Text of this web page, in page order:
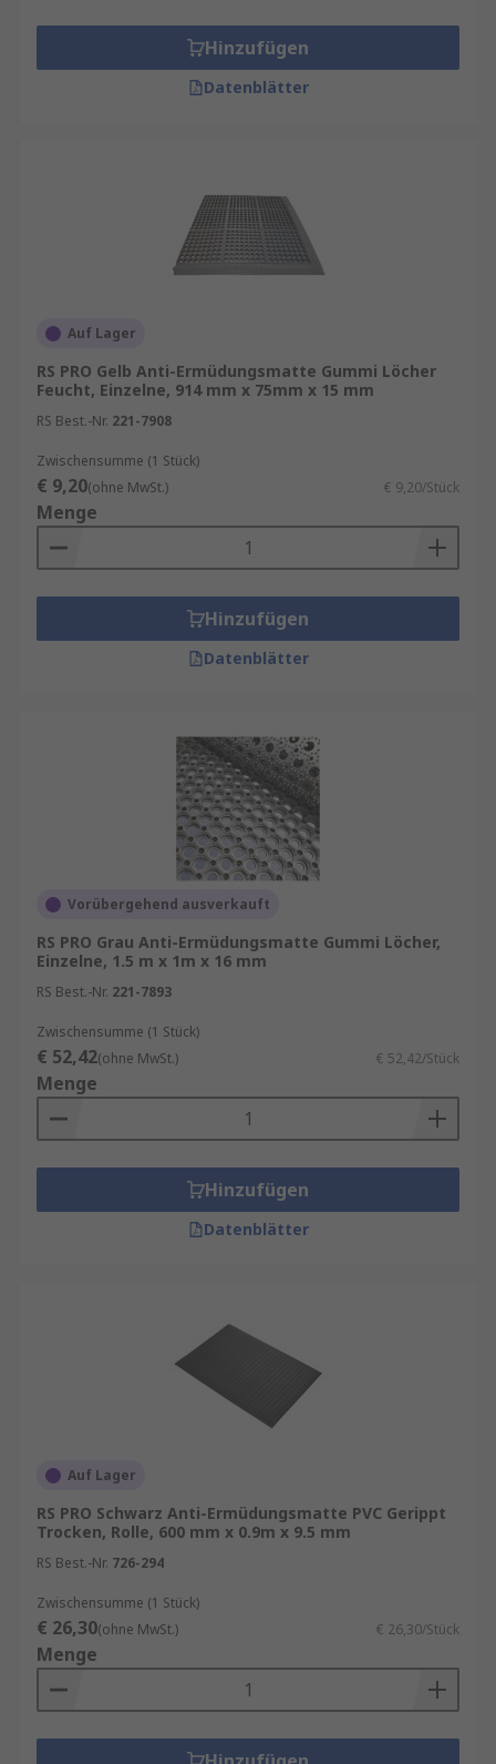
Hinzufügen
Datenblätter
Auf Lager
RS PRO Gelb Anti-Ermüdungsmatte Gummi Löcher
Feucht, Einzelne, 914 mm x 75mm x 15 mm
RS Best.-Nr. 221-7908
Zwischensumme (1 Stück)
€ 9,20(ohne MwSt.) € 9,20/Stück
Menge
Hinzufügen
Datenblätter
Vorübergehend ausverkauft
RS PRO Grau Anti-Ermüdungsmatte Gummi Löcher,
Einzelne, 1.5 m x 1m x 16 mm
RS Best.-Nr. 221-7893
Zwischensumme (1 Stück)
€ 52,42(ohne MwSt.) € 52,42/Stück
Menge
Hinzufügen
Datenblätter
Auf Lager
RS PRO Schwarz Anti-Ermüdungsmatte PVC Gerippt
Trocken, Rolle, 600 mm x 0.9m x 9.5 mm
RS Best.-Nr. 726-294
Zwischensumme (1 Stück)
€ 26,30(ohne MwSt.) € 26,30/Stück
Menge